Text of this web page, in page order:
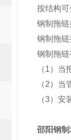
按结构
钢制拖
钢制拖
钢制拖
（1）
（2）
（3）
邵阳钢